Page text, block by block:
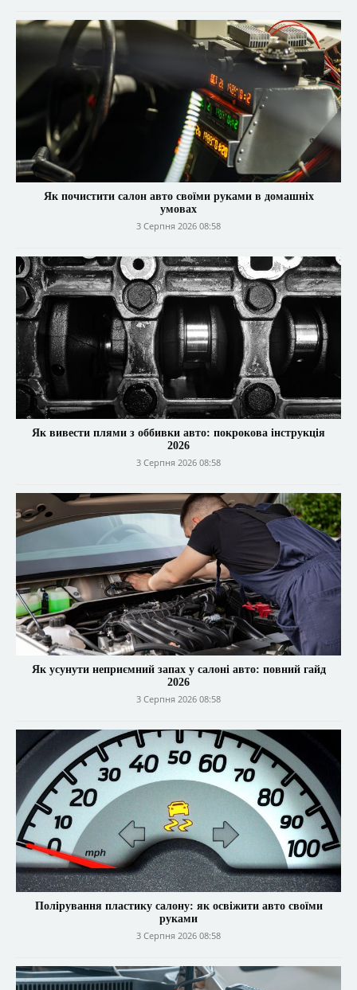
Як почистити салон авто своїми руками в домашніх
умовах
3 Серпня 2026 08:58
Як вивести плями з оббивки авто: покрокова інструкція
2026
3 Серпня 2026 08:58
Як усунути неприємний запах у салоні авто: повний гайд
2026
3 Серпня 2026 08:58
Полірування пластику салону: як освіжити авто своїми
руками
3 Серпня 2026 08:58